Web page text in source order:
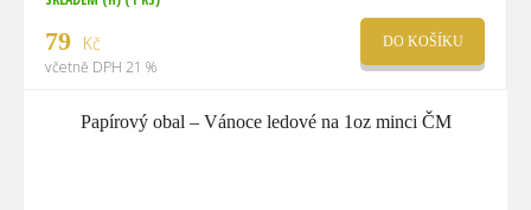
79 Kč
včetně DPH 21 %
DO KOŠÍKU
Papírový obal – Vánoce ledové na 1oz minci ČM